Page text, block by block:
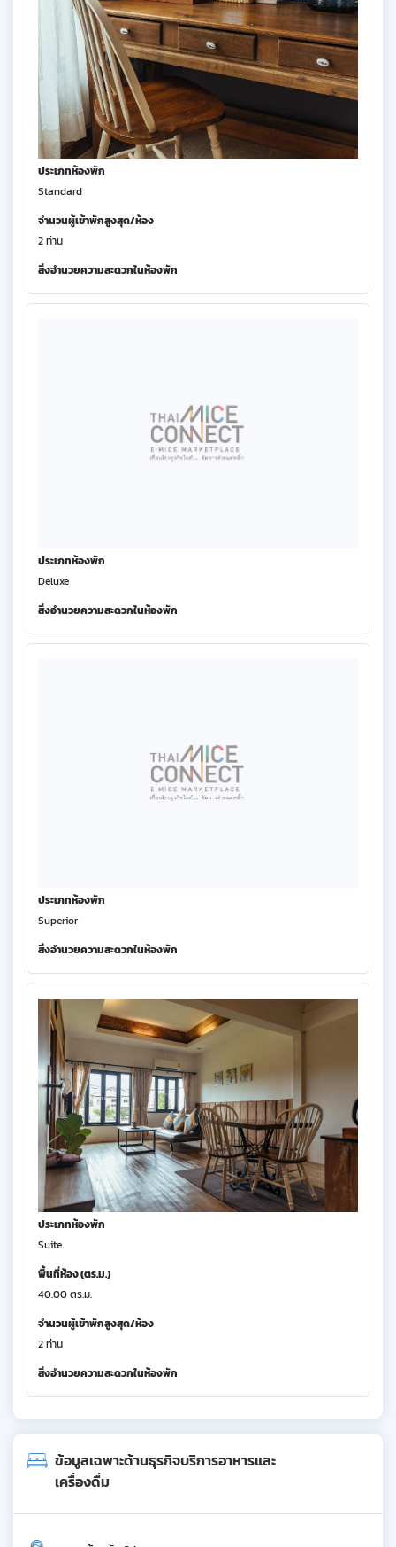
ประเภทห้องพัก
Standard
จำนวนผู้เข้าพักสูงสุด/ห้อง
2 ท่าน
สิ่งอำนวยความสะดวกในห้องพัก
ประเภทห้องพัก
Deluxe
สิ่งอำนวยความสะดวกในห้องพัก
ประเภทห้องพัก
Superior
สิ่งอำนวยความสะดวกในห้องพัก
ประเภทห้องพัก
Suite
พื้นที่ห้อง (ตร.ม.)
40.00 ตร.ม.
จำนวนผู้เข้าพักสูงสุด/ห้อง
2 ท่าน
สิ่งอำนวยความสะดวกในห้องพัก
ข้อมูลเฉพาะด้านธุรกิจบริการอาหารและ
เครื่องดื่ม